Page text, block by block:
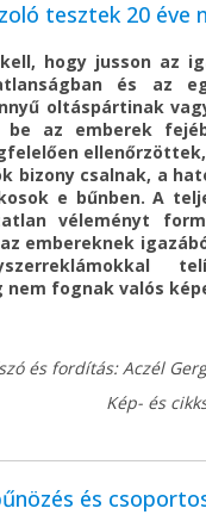
tesztek 20 éve
hogy jusson az
és az
oltáspártinak
az emberek
bizony csalnak, a
e bűnben. A
véleményt
embereknek
nem fognak valós
és fordítás: Aczél
Kép- és
és